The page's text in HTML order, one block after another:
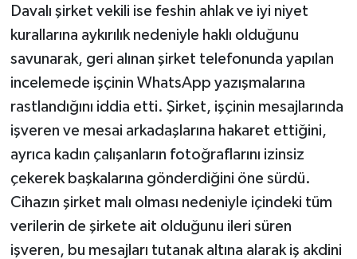
Davalı şirket vekili ise feshin ahlak ve iyi niyet
kurallarına aykırılık nedeniyle haklı olduğunu
savunarak, geri alınan şirket telefonunda yapılan
incelemede işçinin WhatsApp yazışmalarına
rastlandığını iddia etti. Şirket, işçinin mesajlarında
işveren ve mesai arkadaşlarına hakaret ettiğini,
ayrıca kadın çalışanların fotoğraflarını izinsiz
çekerek başkalarına gönderdiğini öne sürdü.
Cihazın şirket malı olması nedeniyle içindeki tüm
verilerin de şirkete ait olduğunu ileri süren
işveren, bu mesajları tutanak altına alarak iş akdini